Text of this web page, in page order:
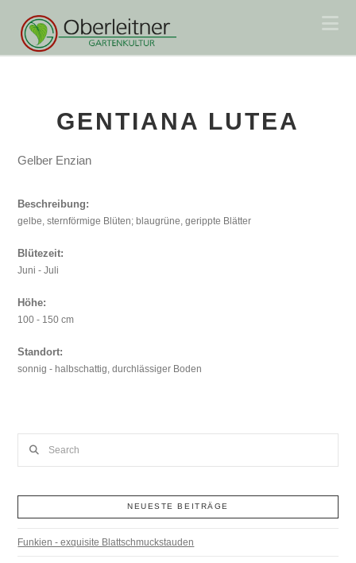
GENTIANA LUTEA
Gelber Enzian
Beschreibung:
gelbe, sternförmige Blüten; blaugrüne, gerippte Blätter
Blütezeit:
Juni - Juli
Höhe:
100 - 150 cm
Standort:
sonnig - halbschattig, durchlässiger Boden
NEUESTE BEITRÄGE
Funkien - exquisite Blattschmuckstauden